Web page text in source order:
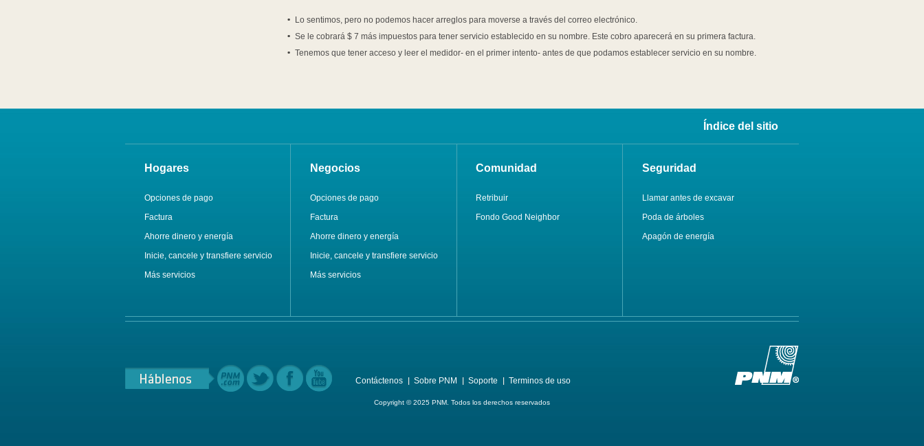
Lo sentimos, pero no podemos hacer arreglos para moverse a través del correo electrónico.
Se le cobrará $ 7 más impuestos para tener servicio establecido en su nombre. Este cobro aparecerá en su primera factura.
Tenemos que tener acceso y leer el medidor- en el primer intento- antes de que podamos establecer servicio en su nombre.
Índice del sitio
Hogares
Opciones de pago
Factura
Ahorre dinero y energía
Inicie, cancele y transfiere servicio
Más servicios
Negocios
Opciones de pago
Factura
Ahorre dinero y energía
Inicie, cancele y transfiere servicio
Más servicios
Comunidad
Retribuir
Fondo Good Neighbor
Seguridad
Llamar antes de excavar
Poda de árboles
Apagón de energía
Contáctenos Sobre PNM Soporte Terminos de uso
Copyright © 2025 PNM. Todos los derechos reservados